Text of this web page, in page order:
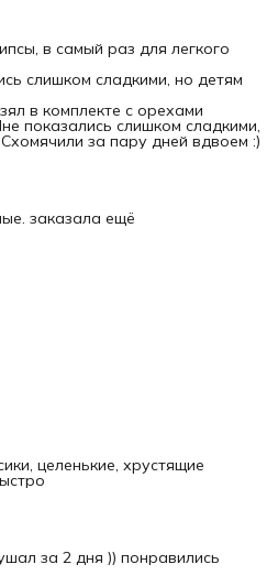
в самый раз для легкого
слишком сладкими, но детям
в комплекте с орехами
показались слишком сладкими,
за пару дней вдвоем :)
заказала ещё
целенькие, хрустящие
за 2 дня )) понравились